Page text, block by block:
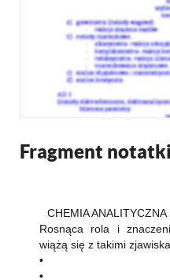
Fragment
CHEMIA ANALITYCZNA
Rosnąca rola i
wiążą się z takimi
•
•